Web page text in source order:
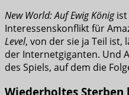
New World: Auf Ewig Königist
Interessenskonflikt für
Level, von der sie ja Teil
der Internetgiganten. Und
des Spiels, auf dem die
Wiederholtes Sterben